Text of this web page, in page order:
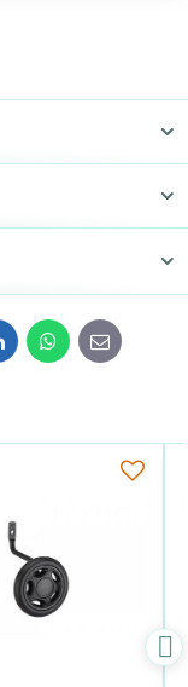
WhatsApp
E-
mail